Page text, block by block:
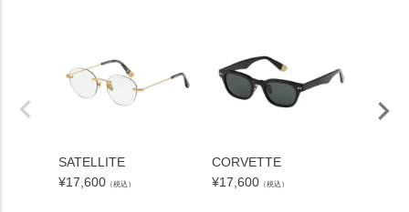
SATELLITE
¥17,600 （税込）
CORVETTE
¥17,600 （税込）